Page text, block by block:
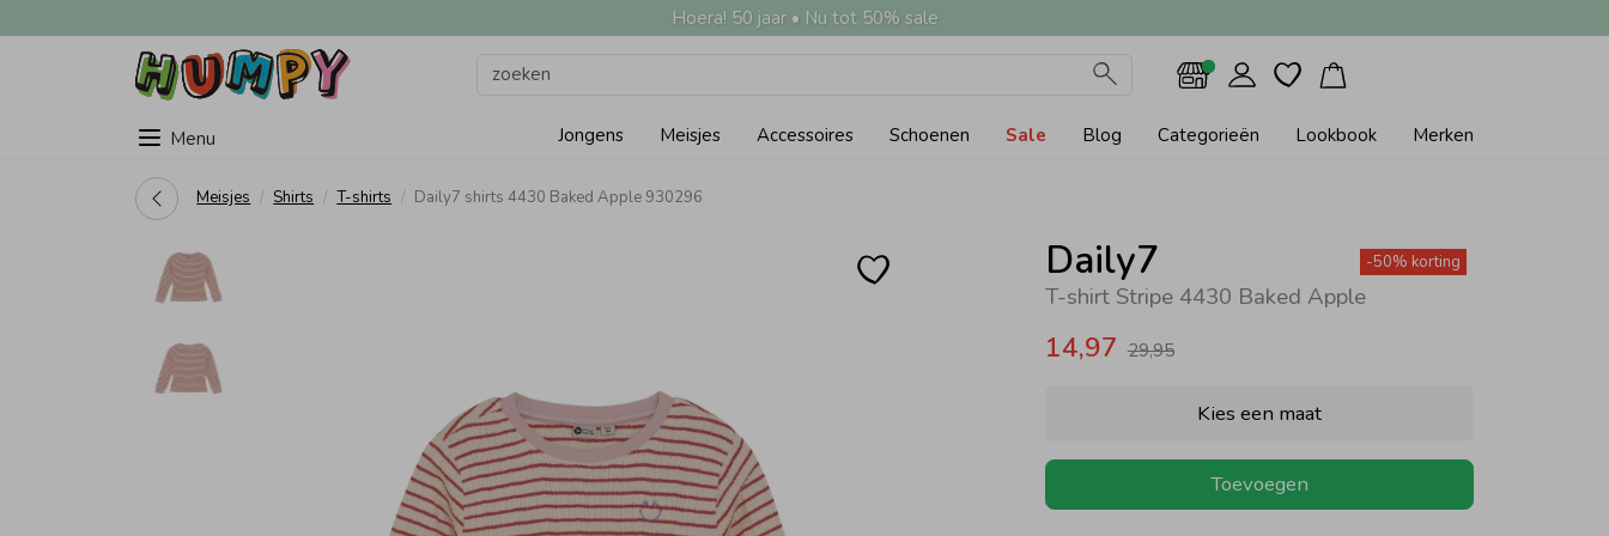
Hoera! 50 jaar • Nu tot 50% sale
Menu Jongens Meisjes Accessoires Schoenen Sale Blog Categorieën Lookbook Merken
Meisjes Shirts T-shirts Daily7 shirts 4430 Baked Apple 930296
Daily7
T-shirt Stripe 4430 Baked Apple
-50% korting
14,97 29,95
Kies een maat
Toevoegen